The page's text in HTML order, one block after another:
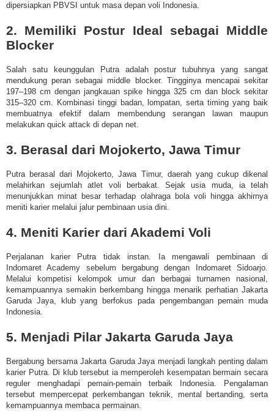
dipersiapkan PBVSI untuk masa depan voli Indonesia.
2. Memiliki Postur Ideal sebagai Middle
Blocker
Salah satu keunggulan Putra adalah postur tubuhnya yang sangat
mendukung peran sebagai middle blocker. Tingginya mencapai sekitar
197–198 cm dengan jangkauan spike hingga 325 cm dan block sekitar
315–320 cm. Kombinasi tinggi badan, lompatan, serta timing yang baik
membuatnya efektif dalam membendung serangan lawan maupun
melakukan quick attack di depan net.
3. Berasal dari Mojokerto, Jawa Timur
Putra berasal dari Mojokerto, Jawa Timur, daerah yang cukup dikenal
melahirkan sejumlah atlet voli berbakat. Sejak usia muda, ia telah
menunjukkan minat besar terhadap olahraga bola voli hingga akhirnya
meniti karier melalui jalur pembinaan usia dini.
4. Meniti Karier dari Akademi Voli
Perjalanan karier Putra tidak instan. Ia mengawali pembinaan di
Indomaret Academy sebelum bergabung dengan Indomaret Sidoarjo.
Melalui kompetisi kelompok umur dan berbagai turnamen nasional,
kemampuannya semakin berkembang hingga menarik perhatian Jakarta
Garuda Jaya, klub yang berfokus pada pengembangan pemain muda
Indonesia.
5. Menjadi Pilar Jakarta Garuda Jaya
Bergabung bersama Jakarta Garuda Jaya menjadi langkah penting dalam
karier Putra. Di klub tersebut ia memperoleh kesempatan bermain secara
reguler menghadapi pemain-pemain terbaik Indonesia. Pengalaman
tersebut mempercepat perkembangan teknik, mental bertanding, serta
kemampuannya membaca permainan.